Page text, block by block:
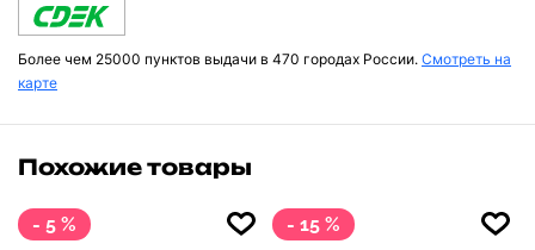
Более чем 25000 пунктов выдачи в 470 городах России. Смотреть на
карте
Похожие товары
- 5 % - 15 %